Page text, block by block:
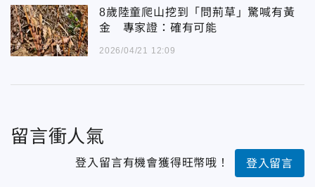
8歲陸童爬山挖到「問荊草」驚喊有黃
金 專家證：確有可能
2026/04/21 12:09
留言衝人氣
登入留言有機會獲得旺幣哦！ 登入留言